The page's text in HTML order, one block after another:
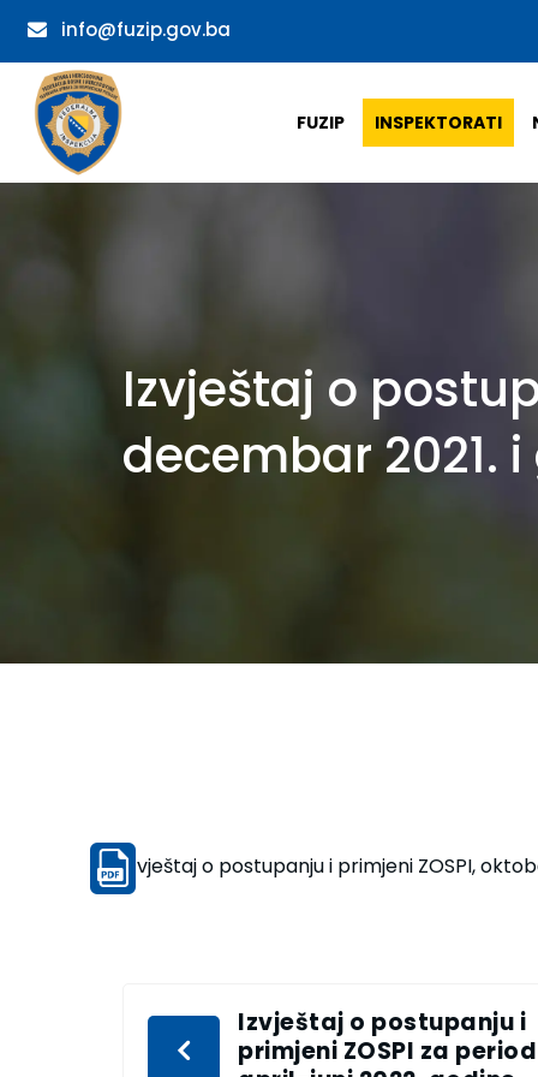
info@fuzip.gov.ba
FUZIP INSPEKTORATI
Izvještaj o
decembar 2021.
Izvještaj o postupanju i primjeni ZOSPI,
Izvještaj o postupanju i
primjeni ZOSPI za period